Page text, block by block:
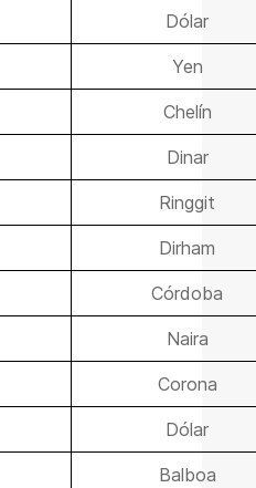
Dólar
Yen
Chelín
Dinar
Ringgit
Dirham
Córdoba
Naira
Corona
Dólar
Balboa